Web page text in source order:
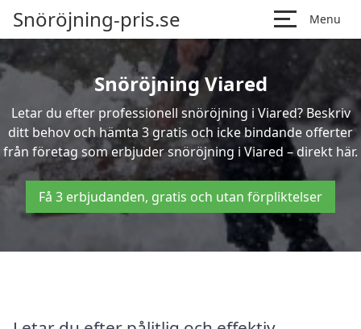
Snöröjning-pris.se Menu
Snöröjning Viared
Letar du efter professionell snöröjning i Viared? Beskriv
ditt behov och hämta 3 gratis och icke bindande offerter
från företag som erbjuder snöröjning i Viared – direkt här.
Få 3 erbjudanden, gratis och utan förpliktelser